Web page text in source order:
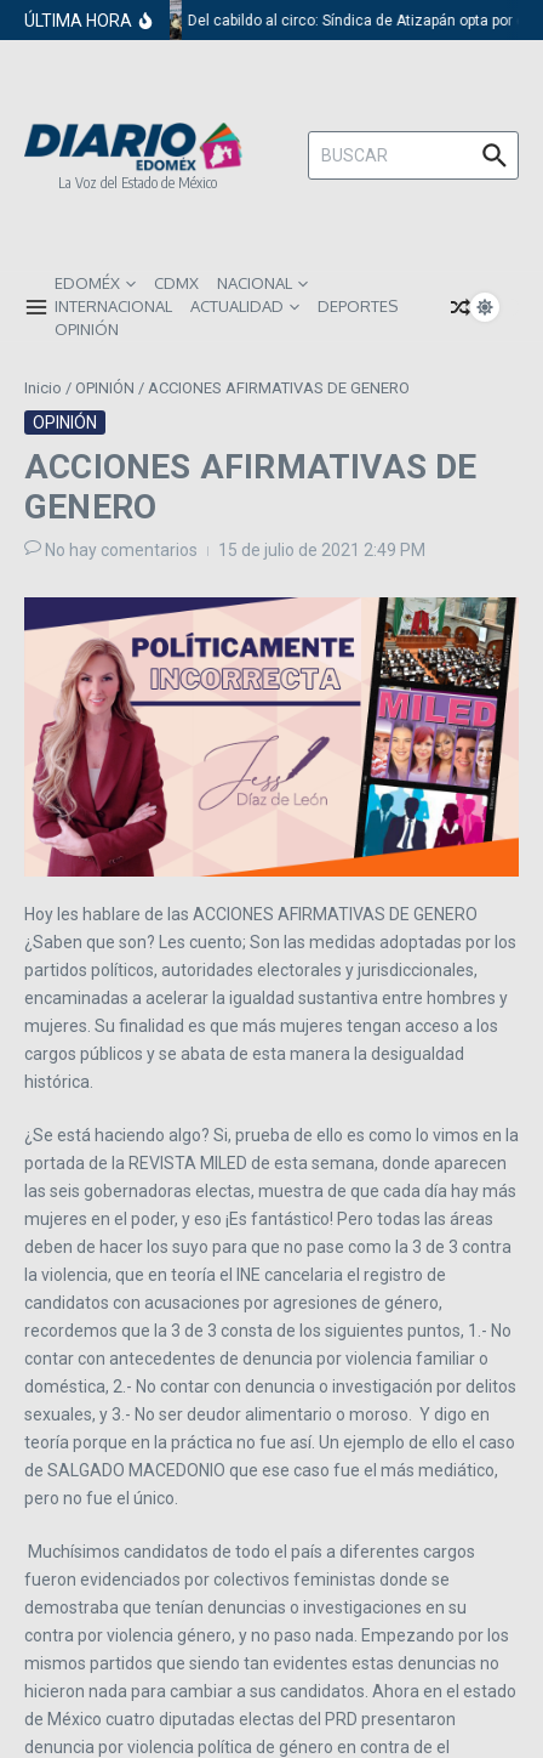
Saltar al contenido
ÚLTIMA HORA Del cabildo al circo: Síndica de Atizapán opta por el
La Voz del Estado de México
Buscar:
EDOMÉX CDMX
NACIONAL
INTERNACIONAL
ACTUALIDAD
DEPORTES
OPINIÓN
Inicio / OPINIÓN / ACCIONES AFIRMATIVAS DE GENERO
OPINIÓN
ACCIONES AFIRMATIVAS DE
GENERO
No hay comentarios 15 de julio de 2021 2:49 PM
Hoy les hablare de las ACCIONES AFIRMATIVAS DE GENERO
¿Saben que son? Les cuento; Son las medidas adoptadas por los
partidos políticos, autoridades electorales y jurisdiccionales,
encaminadas a acelerar la igualdad sustantiva entre hombres y
mujeres. Su finalidad es que más mujeres tengan acceso a los
cargos públicos y se abata de esta manera la desigualdad
histórica.
¿Se está haciendo algo? Si, prueba de ello es como lo vimos en la
portada de la REVISTA MILED de esta semana, donde aparecen
las seis gobernadoras electas, muestra de que cada día hay más
mujeres en el poder, y eso ¡Es fantástico! Pero todas las áreas
deben de hacer los suyo para que no pase como la 3 de 3 contra
la violencia, que en teoría el INE cancelaria el registro de
candidatos con acusaciones por agresiones de género,
recordemos que la 3 de 3 consta de los siguientes puntos, 1.- No
contar con antecedentes de denuncia por violencia familiar o
doméstica, 2.- No contar con denuncia o investigación por delitos
sexuales, y 3.- No ser deudor alimentario o moroso. Y digo en
teoría porque en la práctica no fue así. Un ejemplo de ello el caso
de SALGADO MACEDONIO que ese caso fue el más mediático,
pero no fue el único.
Muchísimos candidatos de todo el país a diferentes cargos
fueron evidenciados por colectivos feministas donde se
demostraba que tenían denuncias o investigaciones en su
contra por violencia género, y no paso nada. Empezando por los
mismos partidos que siendo tan evidentes estas denuncias no
hicieron nada para cambiar a sus candidatos. Ahora en el estado
de México cuatro diputadas electas del PRD presentaron
denuncia por violencia política de género en contra de el